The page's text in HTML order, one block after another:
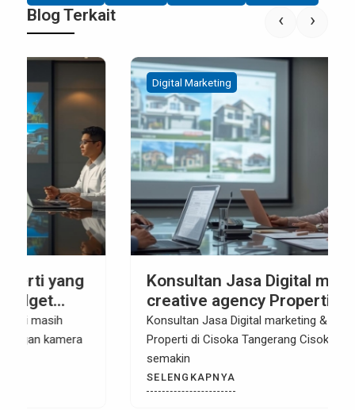
Blog Terkait
Konsultan Jasa Digital marketing &
creative agency Properti Terbaik di
Cisoka Tangerang
Konsultan Jasa Digital marketing & creative agency
Properti di Cisoka Tangerang Cisoka Tangerang kini
‹ ›